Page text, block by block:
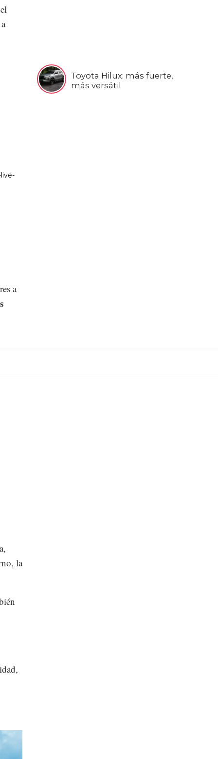
Toyota Hilux: más fuerte,
más versátil
a
la